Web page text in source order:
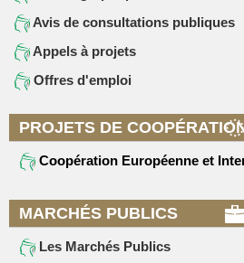
Avis de consultations publiques
Appels à projets
Offres d'emploi
PROJETS DE
Coopération Européenne et
MARCHÉS PUBLICS
Les Marchés Publics